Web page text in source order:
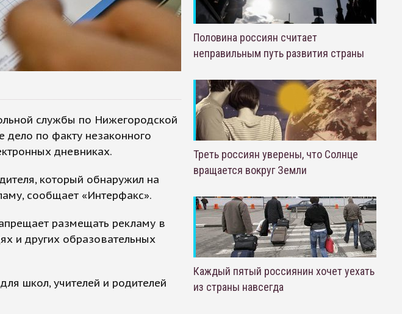
службы по Нижегородской
дело по факту незаконного
дневниках.
который обнаружил на
сообщает «Интерфакс».
размещать рекламу в
и других образовательных
школ, учителей и родителей
Половина россиян считает
неправильным путь развития страны
Треть россиян уверены, что Солнце
вращается вокруг Земли
Каждый пятый россиянин хочет уехать
из страны навсегда